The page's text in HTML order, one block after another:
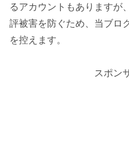
るアカウントもありますが
評被害を防ぐため、当ブロ
を控えます。
スポン